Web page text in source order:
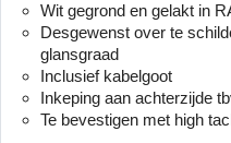
Wit gegrond en gelakt in
Desgewenst over te
glansgraad
Inclusief kabelgoot
Inkeping aan achterzijde
Te bevestigen met high